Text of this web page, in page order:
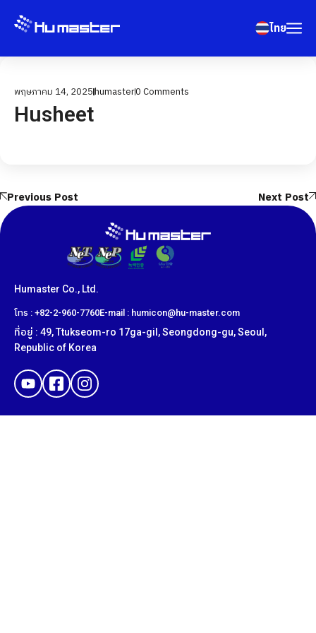
ไทย
พฤษภาคม 14, 2025humaster0Comments
Husheet
Previous Post Next Post
Humaster Co., Ltd.
โทร : +82-2-960-7760E-mail : humicon@hu-master.com
ที่อยู่ : 49, Ttukseom-ro 17ga-gil, Seongdong-gu, Seoul,
Republic of Korea